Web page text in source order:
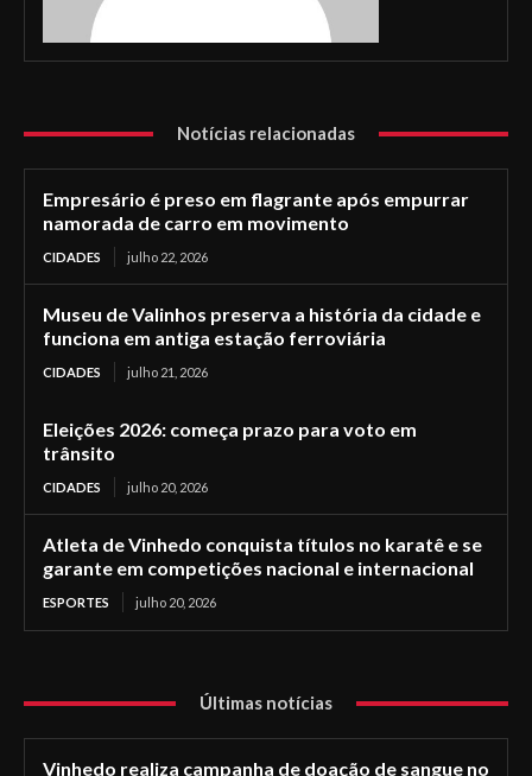
Notícias relacionadas
Empresário é preso em flagrante após empurrar
namorada de carro em movimento
CIDADES julho 22, 2026
Museu de Valinhos preserva a história da cidade e
funciona em antiga estação ferroviária
CIDADES julho 21, 2026
Eleições 2026: começa prazo para voto em
trânsito
CIDADES julho 20, 2026
Atleta de Vinhedo conquista títulos no karatê e se
garante em competições nacional e internacional
ESPORTES julho 20, 2026
Últimas notícias
Vinhedo realiza campanha de doação de sangue no